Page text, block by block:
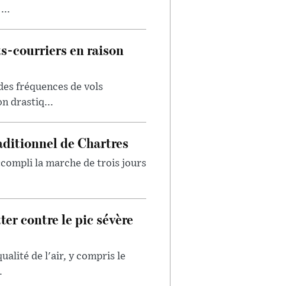
courriers en raison
fréquences de vols
drastiq...
de Chartres
la marche de trois jours
contre le pic sévère
de l'air, y compris le